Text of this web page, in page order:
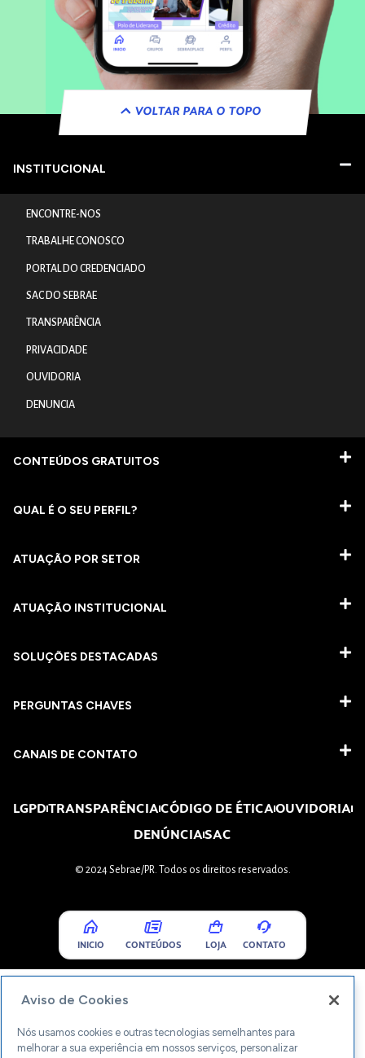
VOLTAR PARA O TOPO
INSTITUCIONAL
ENCONTRE-NOS
TRABALHE CONOSCO
PORTAL DO CREDENCIADO
SAC DO SEBRAE
TRANSPARÊNCIA
PRIVACIDADE
OUVIDORIA
DENUNCIA
CONTEÚDOS GRATUITOS
QUAL É O SEU PERFIL?
ATUAÇÃO POR SETOR
ATUAÇÃO INSTITUCIONAL
SOLUÇÕES DESTACADAS
PERGUNTAS CHAVES​
CANAIS DE CONTATO
LGPDTRANSPARÊNCIACÓDIGO DE ÉTICAOUVIDORIA
DENÚNCIASAC
© 2024 Sebrae/PR. Todos os direitos reservados.
INICIO CONTEÚDOS LOJA CONTATO
Aviso de Cookies
Nós usamos cookies e outras tecnologias semelhantes para
melhorar a sua experiência em nossos serviços, personalizar